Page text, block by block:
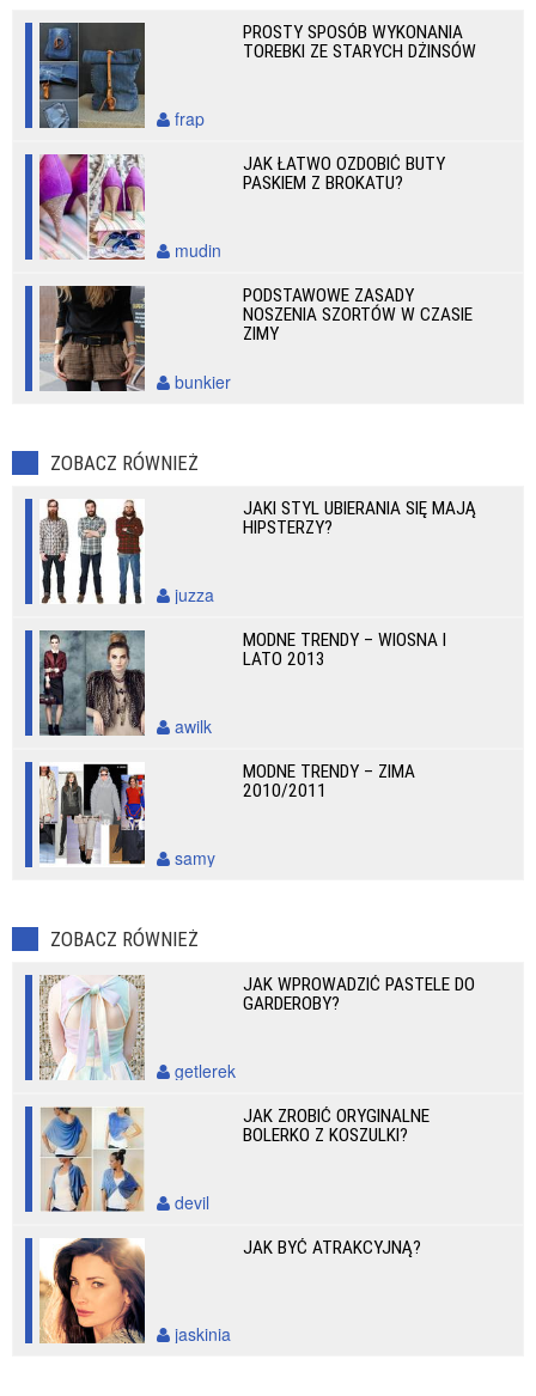
PROSTY SPOSÓB WYKONANIA
TOREBKI ZE STARYCH DŻINSÓW
frap
JAK ŁATWO OZDOBIĆ BUTY
PASKIEM Z BROKATU?
mudin
PODSTAWOWE ZASADY
NOSZENIA SZORTÓW W CZASIE
ZIMY
bunkier
ZOBACZ RÓWNIEŻ
JAKI STYL UBIERANIA SIĘ MAJĄ
HIPSTERZY?
juzza
MODNE TRENDY – WIOSNA I
LATO 2013
awilk
MODNE TRENDY – ZIMA
2010/2011
samy
ZOBACZ RÓWNIEŻ
JAK WPROWADZIĆ PASTELE DO
GARDEROBY?
getlerek
JAK ZROBIĆ ORYGINALNE
BOLERKO Z KOSZULKI?
devil
JAK BYĆ ATRAKCYJNĄ?
jaskinia